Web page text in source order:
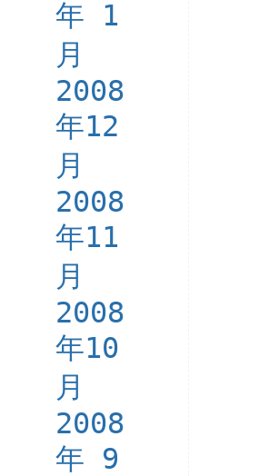
年 1
月
2008
年12
月
2008
年11
月
2008
年10
月
2008
年 9